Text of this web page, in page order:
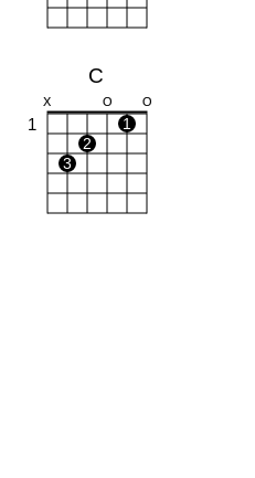
C
X O O
1
1
2
3